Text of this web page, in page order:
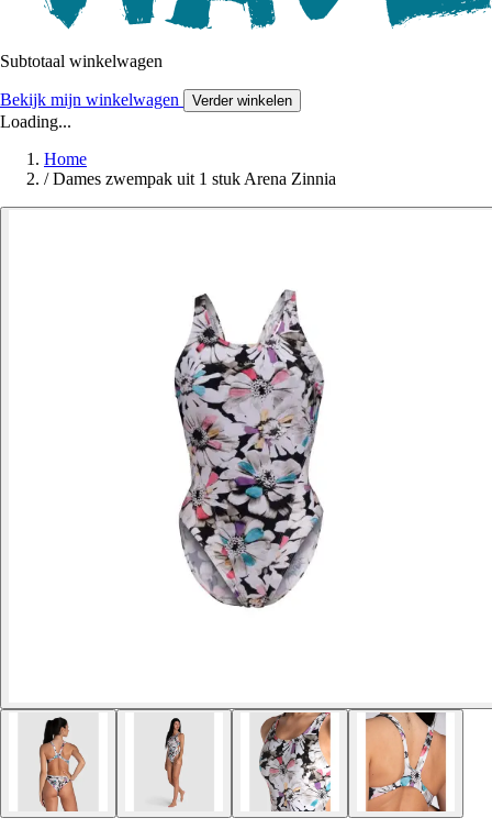
Subtotaal winkelwagen
Bekijk mijn winkelwagen Verder winkelen
Loading...
Home
/ Dames zwempak uit 1 stuk Arena Zinnia